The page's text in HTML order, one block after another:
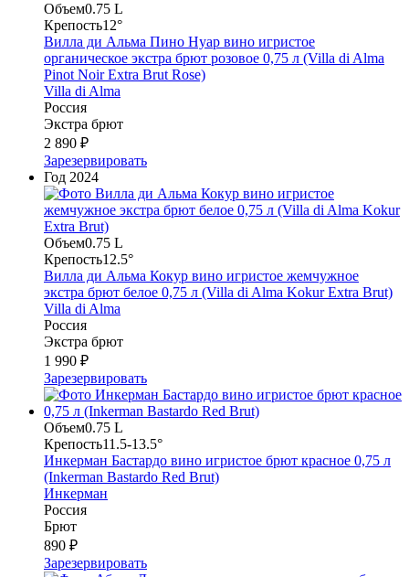
Объем0.75 L
Крепость12°
Вилла ди Альма Пино Нуар вино игристое
органическое экстра брют розовое 0,75 л (Villa di Alma
Pinot Noir Extra Brut Rose)
Villa di Alma
Россия
Экстра брют
2 890 ₽
Зарезервировать
Год 2024
Объем0.75 L
Крепость12.5°
Вилла ди Альма Кокур вино игристое жемчужное
экстра брют белое 0,75 л (Villa di Alma Kokur Extra Brut)
Villa di Alma
Россия
Экстра брют
1 990 ₽
Зарезервировать
Объем0.75 L
Крепость11.5-13.5°
Инкерман Бастардо вино игристое брют красное 0,75 л
(Inkerman Bastardo Red Brut)
Инкерман
Россия
Брют
890 ₽
Зарезервировать